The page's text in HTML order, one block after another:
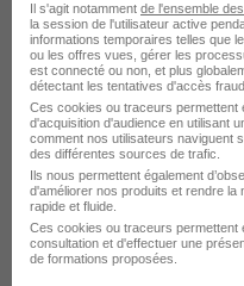
Élargissez votre
Entreprise Korian
Il s'agit notamment de l'ensemble
la session de l'utilisateur active
informations temporaires telles que
ou les offres vues, gérer les
est connecté ou non, et plus
détectant les tentatives d'accès
Ces cookies ou traceurs permettent
d'acquisition d'audience en utilisant
comment nos utilisateurs naviguent
des différentes sources de trafic.
Ils nous permettent également
d'améliorer nos produits et rendre la
rapide et fluide.
Ces cookies ou traceurs permettent
consultation et d'effectuer une
de formations proposées.